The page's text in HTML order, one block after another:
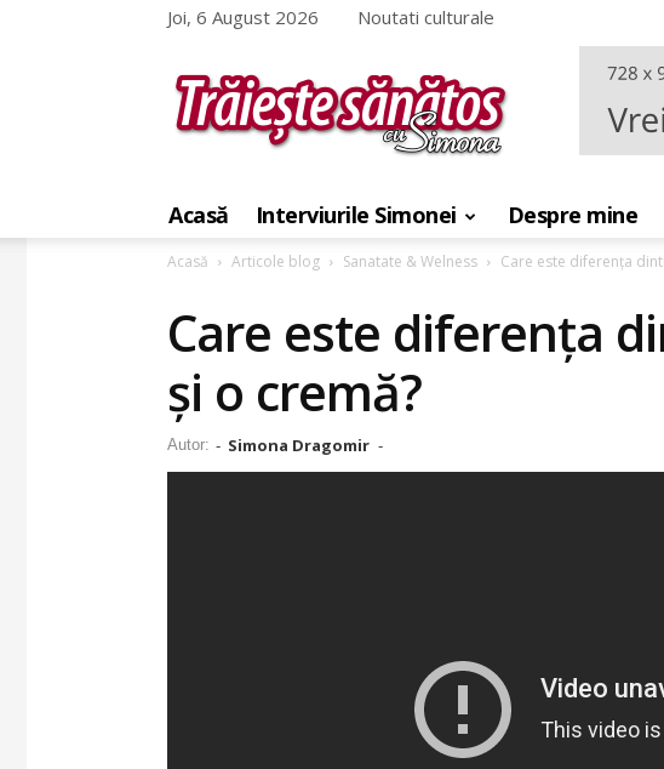
Joi, 6 August 2026 Noutati culturale
sanatos
Simona
Acasă Interviurile Simonei Despre mine
Acasă Articole blog Sanatate & Welness Care este diferența
Care este diferența
și o cremă?
Autor: - Simona Dragomir -